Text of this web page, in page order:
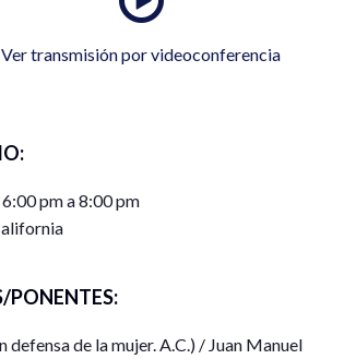
Ver transmisión por videoconferencia
pm a 8:00 pm
PONENTES:
de la mujer. A.C.) / Juan Manuel